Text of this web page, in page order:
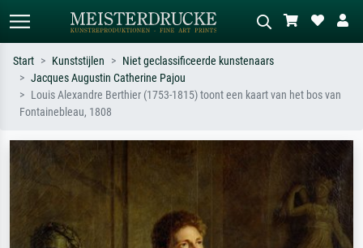
Standaard zoeken AI-beeldzoeker
Zoek op kunstenaar, titel of stijl – bijv.
Start Kunststijlen
Niet geclassificeerde kunstenaars
Jacques Augustin Catherine Pajou
Louis Alexandre Berthier (1753-1815) toont een kaart van het bos van
Fontainebleau, 1808